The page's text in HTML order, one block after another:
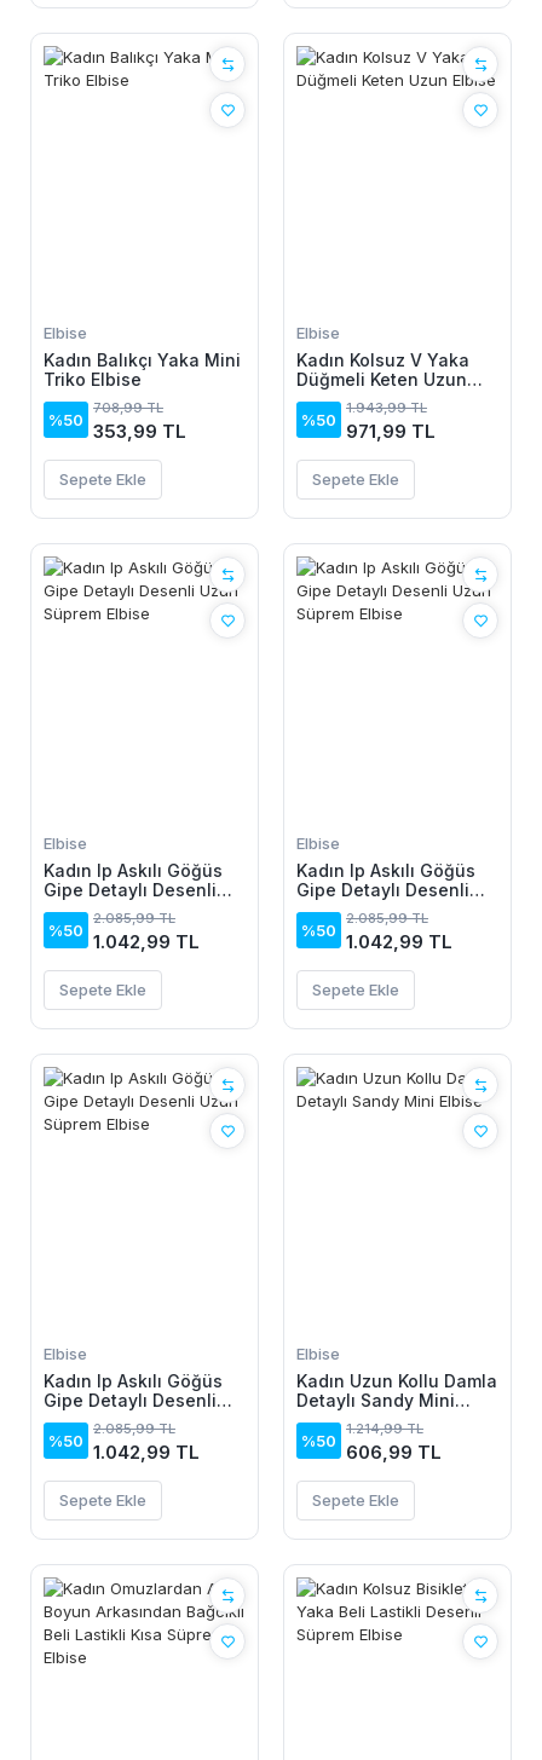
Elbise
Kadın Balıkçı Yaka Mini
Triko Elbise
%50
708,99 TL
353,99 TL
Sepete Ekle
Elbise
Kadın Kolsuz V Yaka
Düğmeli Keten Uzun
Elbise
%50
1.943,99 TL
971,99 TL
Sepete Ekle
Elbise
Kadın Ip Askılı Göğüs
Gipe Detaylı Desenli
Uzun Süprem Elbise
%50
2.085,99 TL
1.042,99 TL
Sepete Ekle
Elbise
Kadın Ip Askılı Göğüs
Gipe Detaylı Desenli
Uzun Süprem Elbise
%50
2.085,99 TL
1.042,99 TL
Sepete Ekle
Elbise
Kadın Ip Askılı Göğüs
Gipe Detaylı Desenli
Uzun Süprem Elbise
%50
2.085,99 TL
1.042,99 TL
Sepete Ekle
Elbise
Kadın Uzun Kollu Damla
Detaylı Sandy Mini
Elbise
%50
1.214,99 TL
606,99 TL
Sepete Ekle